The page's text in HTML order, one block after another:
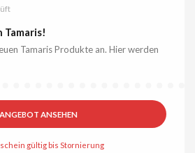
Tamaris!
Tamaris Produkte an. Hier werden
ANGEBOT ANSEHEN
gültig bis Stornierung